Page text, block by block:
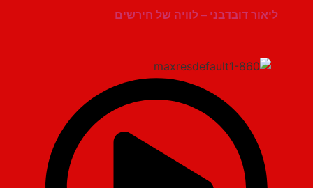
ליאור דובדבני – לוויה של חירשים